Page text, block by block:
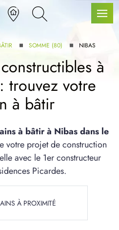
SOMME (80) NIBAS
à
trouvez votre
à bâtir
à bâtir à Nibas dans le
votre projet de construction
avec le 1er constructeur
Picardes.
À PROXIMITÉ